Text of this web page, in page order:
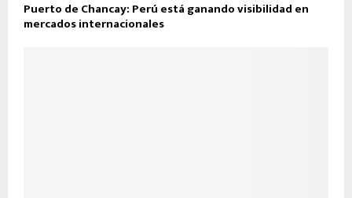
Puerto de Chancay: Perú está ganando visibilidad en
mercados internacionales